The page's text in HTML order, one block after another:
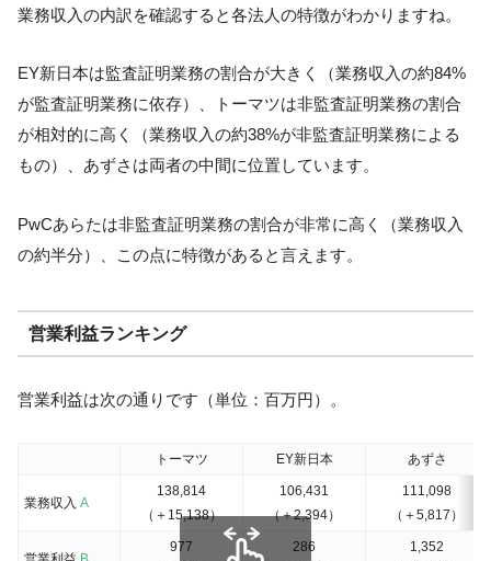
業務収入の内訳を確認すると各法人の特徴がわかりますね。
EY新日本は監査証明業務の割合が大きく（業務収入の約84%
が監査証明業務に依存）、トーマツは非監査証明業務の割合
が相対的に高く（業務収入の約38%が非監査証明業務による
もの）、あずさは両者の中間に位置しています。
PwCあらたは非監査証明業務の割合が非常に高く（業務収入
の約半分）、この点に特徴があると言えます。
営業利益ランキング
営業利益は次の通りです（単位：百万円）。
トーマツ EY新日本 あずさ
業務収入 A
138,814
（＋15,138）
106,431
（＋2,394）
111,098
（＋5,817）
977
286
1,352